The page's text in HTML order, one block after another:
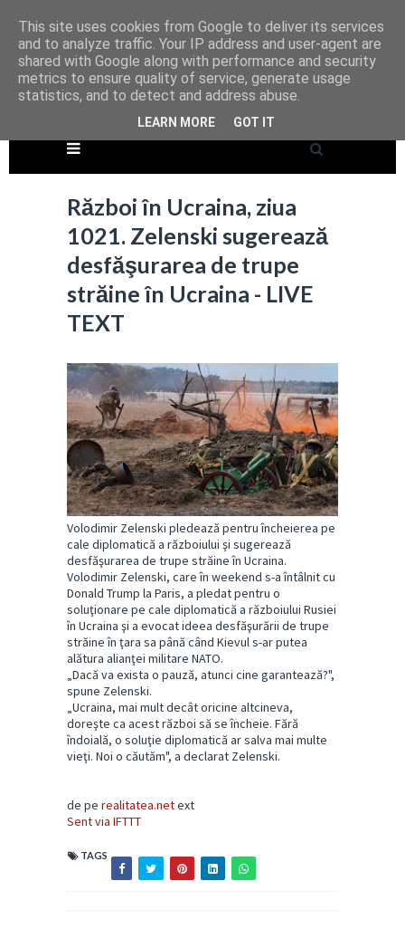
Război în Ucraina, ziua
1021. Zelenski sugerează
desfăşurarea de trupe
străine în Ucraina - LIVE
TEXT
Volodimir Zelenski pledează pentru încheierea pe
cale diplomatică a războiului şi sugerează
desfăşurarea de trupe străine în Ucraina.
Volodimir Zelenski, care în weekend s-a întâlnit cu
Donald Trump la Paris, a pledat pentru o
soluţionare pe cale diplomatică a războiului Rusiei
în Ucraina şi a evocat ideea desfăşurării de trupe
străine în ţara sa până când Kievul s-ar putea
alătura alianţei militare NATO.
„Dacă va exista o pauză, atunci cine garantează?",
spune Zelenski.
„Ucraina, mai mult decât oricine altcineva,
doreşte ca acest război să se încheie. Fără
îndoială, o soluţie diplomatică ar salva mai multe
vieţi. Noi o căutăm", a declarat Zelenski.
de pe realitatea.netext
Sent via IFTTT
TAGS
This site uses cookies from Google to deliver its services
and to analyze traffic. Your IP address and user-agent are
shared with Google along with performance and security
metrics to ensure quality of service, generate usage
statistics, and to detect and address abuse.
LEARN MORE GOT IT